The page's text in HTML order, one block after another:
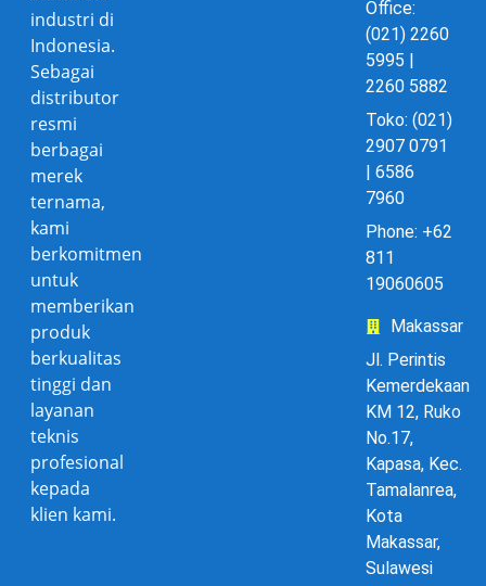
industri di
Indonesia.
Sebagai
distributor
resmi
berbagai
merek
ternama,
kami
berkomitmen
untuk
memberikan
produk
berkualitas
tinggi dan
layanan
teknis
profesional
kepada
klien kami.
Office:
(021) 2260
5995 |
2260 5882
Toko: (021)
2907 0791
| 6586
7960
Phone: +62
811
19060605
Makassar
Jl. Perintis
Kemerdekaan
KM 12, Ruko
No.17,
Kapasa, Kec.
Tamalanrea,
Kota
Makassar,
Sulawesi